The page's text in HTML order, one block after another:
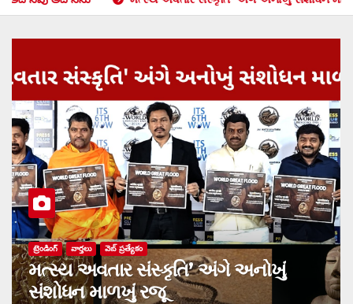
ట్రెండింగ్ వార్త‌లు వెబ్ ప్రత్యేకం
મત્સ્ય અવતાર સંસ્કૃતિ’ અંગે અનોખું
સંશોધન માળખું રજૂ